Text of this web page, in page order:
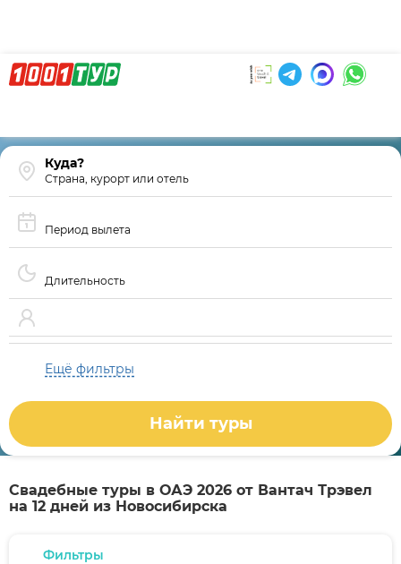
Страна, курорт или отель
Период вылета
Длительность
Ещё фильтры
Найти туры
Свадебные туры в ОАЭ 2026 от Вантач Трэвел
на 12 дней из Новосибирска
Фильтры